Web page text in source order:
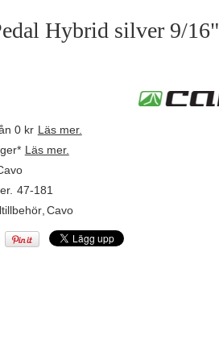
Hybrid silver 9/16"
0 kr Läs mer.
Läs mer.
47-181
, Cavo